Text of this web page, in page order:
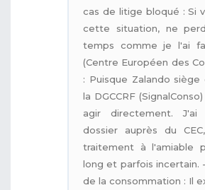
cas de litige bloqué : Si
cette situation, ne
temps comme je l'ai
(Centre Européen des
: Puisque Zalando siège
la DGCCRF
agir directement. J'ai
dossier auprès du
traitement à l'amiable
long et parfois incertain.
de la consommation : Il